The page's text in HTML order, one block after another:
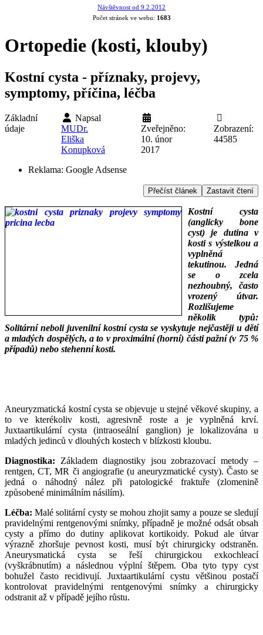
Návštěvnost od 9.2.2012
Počet stránek ve webu: 1683
Ortopedie (kosti, klouby)
Kostní cysta - příznaky, projevy,
symptomy, příčina, léčba
Základní
údaje
Napsal
MUDr.
Eliška
Konupková
Zveřejněno:
10. únor
2017
Zobrazení:
44585
Reklama: Google Adsense
Přečíst článek Zastavit čtení
Kostní cysta
(anglicky bone
cyst) je dutina v
kosti s výstelkou a
vyplněná
tekutinou. Jedná
se o zcela
nezhoubný, často
vrozený útvar.
Rozlišujeme
několik typů:
Solitární neboli juvenilní kostní cysta se vyskytuje nejčastěji u dětí
a mladých dospělých, a to v proximální (horní) části pažní (v 75 %
případů) nebo stehenní kosti.
Aneuryzmatická kostní cysta se objevuje u stejné věkové skupiny, a
to ve kterékoliv kosti, agresivně roste a je vyplněná krví.
Juxtaartikulární cysta (intraoseální ganglion) je lokalizována u
mladých jedinců v dlouhých kostech v blízkosti kloubu.
Diagnostika: Základem diagnostiky jsou zobrazovací metody –
rentgen, CT, MR či angiografie (u aneuryzmatické cysty). Často se
jedná o náhodný nález při patologické fraktuře (zlomenině
způsobené minimálním násilím).
Léčba:Malé solitární cysty se mohou zhojit samy a pouze se sledují
pravidelnými rentgenovými snímky, případně je možné odsát obsah
cysty a přímo do dutiny aplikovat kortikoidy. Pokud ale útvar
výrazně zhoršuje pevnost kosti, musí být chirurgicky odstraněn.
Aneurysmatická cysta se řeší chirurgickou exkochleací
(vyškrábnutím) a následnou výplní štěpem. Oba tyto typy cyst
bohužel často recidivují. Juxtaartikulární cystu většinou postačí
kontrolovat pravidelnými rentgenovými snímky a chirurgicky
odstranit až v případě jejího růstu.